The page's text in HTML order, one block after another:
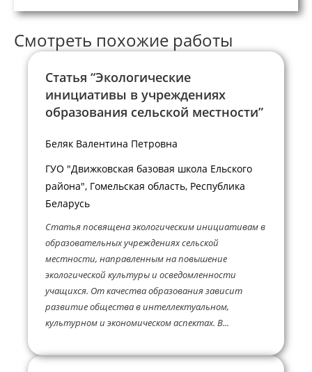
Смотреть похожие работы
Статья “Экологические
инициативы в учреждениях
образования сельской местности”
Беляк Валентина Петровна
ГУО "Движковская базовая школа Ельского
района", Гомельская область, Республика
Беларусь
Статья посвящена экологическим инициативам в
образовательных учреждениях сельской
местности, направленным на повышение
экологической культуры и осведомленности
учащихся. От качества образования зависит
развитие общества в интеллектуальном,
культурном и экономическом аспектах. В...